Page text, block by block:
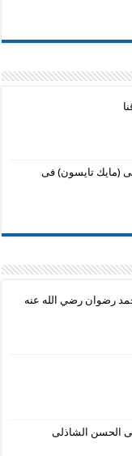
(مايك تايسون) فى
رضوان رضي الله عنه
الحسن الشاذلى